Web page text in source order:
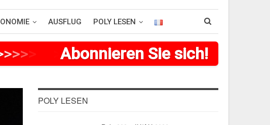
AUSFLUG POLY LESEN
>>> >>>>>>>
Abonnieren Sie sich!
POLY LESEN